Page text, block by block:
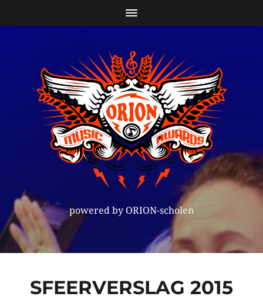
powered by ORION-scholen
SFEERVERSLAG 2015